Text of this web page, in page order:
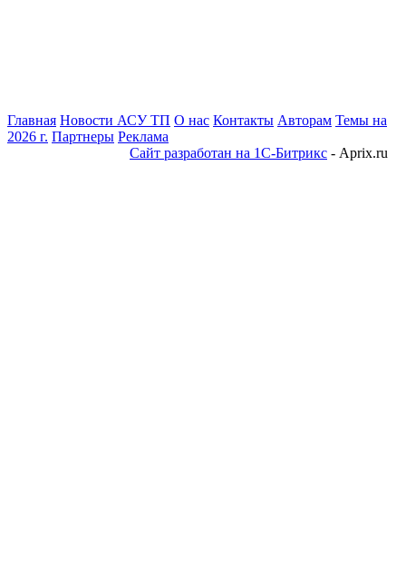
Главная Новости АСУ ТП О нас Контакты Авторам Темы на
2026 г. Партнеры Реклама
Сайт разработан на 1С-Битрикс - Aprix.ru